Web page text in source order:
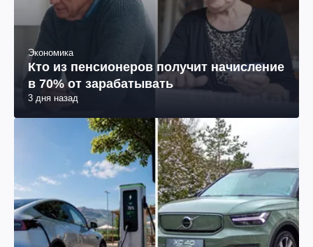
Экономика
Кто из пенсионеров получит начисление
в 70% от зарабатывать
3 дня назад